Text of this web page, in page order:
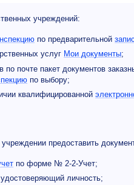
учреждений:
по предварительной
услуг Мои документы;
по почте пакет документов
по выбору;
квалифицированной
предоставить
по форме № 2-2-Учет;
личность;